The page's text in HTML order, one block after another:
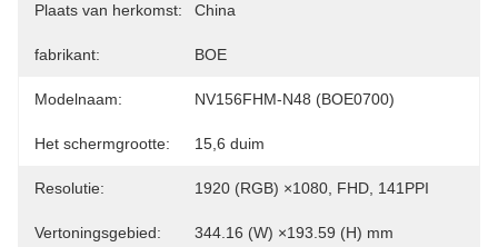
Plaats van herkomst: China
fabrikant: BOE
Modelnaam: NV156FHM-N48 (BOE0700)
Het schermgrootte: 15,6 duim
Resolutie: 1920 (RGB) ×1080, FHD, 141PPI
Vertoningsgebied: 344.16 (W) ×193.59 (H) mm